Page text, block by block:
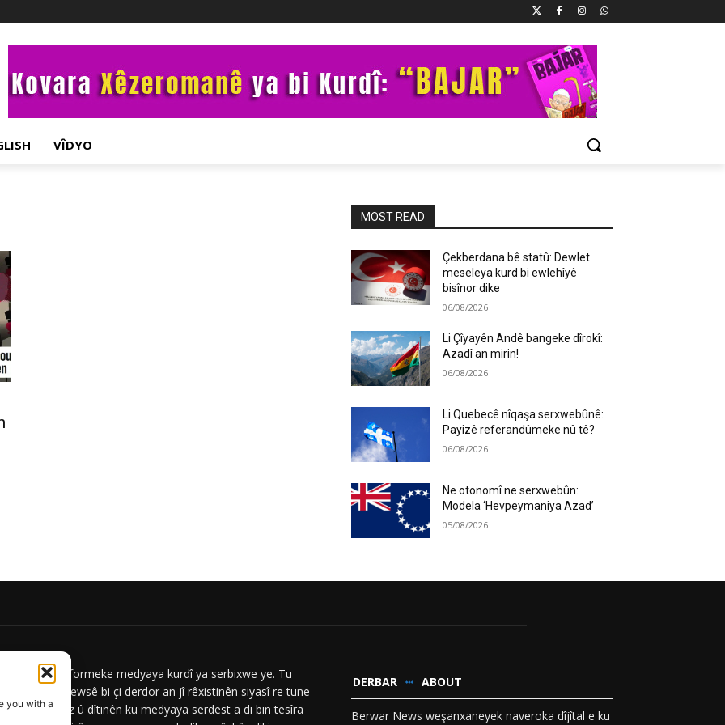
you with a
VÎDYO
MOST READ
Çekberdana bê statû: Dewlet
meseleya kurd bi ewlehîyê
bisînor dike
06/08/2026
Li Çîyayên Andê bangeke dîrokî:
Azadî an mirin!
06/08/2026
Li Quebecê nîqaşa serxwebûnê:
Payizê referandûmeke nû tê?
06/08/2026
Ne otonomî ne serxwebûn:
Modela ‘Hevpeymaniya Azad’
05/08/2026
News platformeke medyaya kurdî ya serbixwe ye. Tu
Berwar Newsê bi çi derdor an jî rêxistinên siyasî re tune
nûçe, analiz û dîtinên ku medyaya serdest a di bin tesîra
DERBAR ABOUT
Berwar News weşanxaneyek naveroka dîjîtal e ku